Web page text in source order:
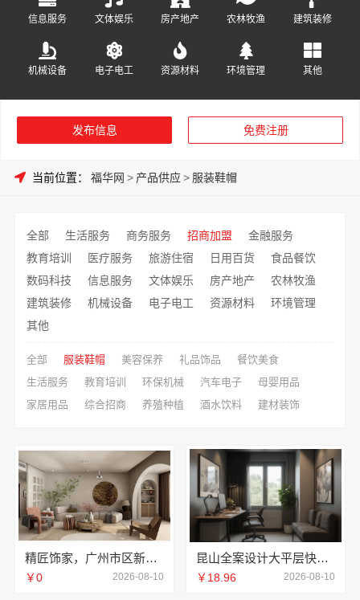
信息服务 文体娱乐 房产地产 农林牧渔 建筑装修
机械设备 电子电工 资源材料 环境管理 其他
发布信息 免费注册
当前位置： 福华网 > 产品供应> 服装鞋帽
全部 生活服务 商务服务 招商加盟
金融服务
教育培训
医疗服务 旅游住宿 日用百货
食品餐饮
数码科技
信息服务 文体娱乐 房产地产
农林牧渔
建筑装修
机械设备 电子电工 资源材料
环境管理
其他
全部 服装鞋帽 美容保养 礼品饰品
餐饮美食
生活服务
教育培训 环保机械 汽车电子
母婴用品
家居用品
综合招商 养殖种植 酒水饮料 建材装饰
精匠饰家，广州市区新房装修费用参考
￥0 2026-08-10
昆山全案设计大平层快速施工——苏州兔哥哥智装新材料有限公司
￥18.96 2026-08-10